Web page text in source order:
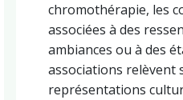
chromothérapie, les
associées à des
ambiances ou à des
associations relèvent
représentations